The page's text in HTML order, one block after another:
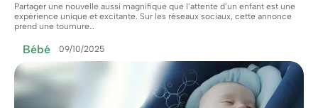
Partager une nouvelle aussi magnifique que l’attente d’un enfant est une
expérience unique et excitante. Sur les réseaux sociaux, cette annonce
prend une tournure
Bébé 09/10/2025